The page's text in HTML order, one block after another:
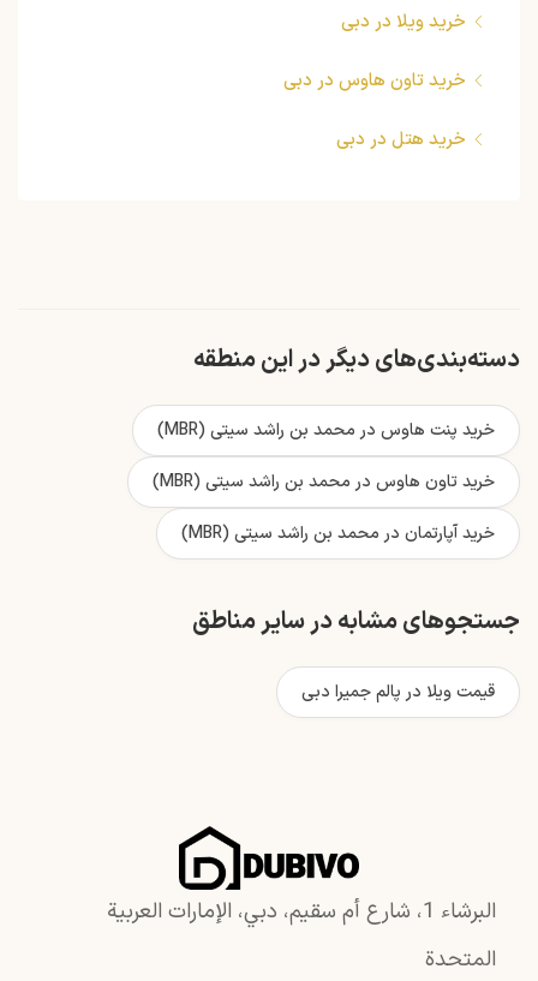
خرید ویلا در دبی
خرید تاون هاوس در دبی
خرید هتل در دبی
دسته‌بندی‌های دیگر در این منطقه
خرید پنت هاوس در محمد بن راشد سیتی (MBR)
خرید تاون هاوس در محمد بن راشد سیتی (MBR)
خرید آپارتمان در محمد بن راشد سیتی (MBR)
جستجوهای مشابه در سایر مناطق
قیمت ویلا در پالم جمیرا دبی
البرشاء 1، شارع أم سقيم، دبي، الإمارات العربية
المتحدة